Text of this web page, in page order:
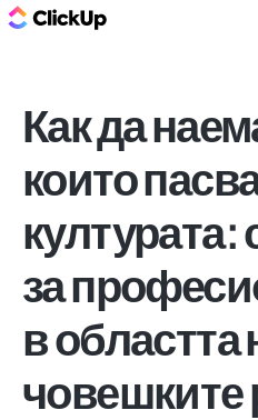
Как да
които
културата:
за
в областта
човешките